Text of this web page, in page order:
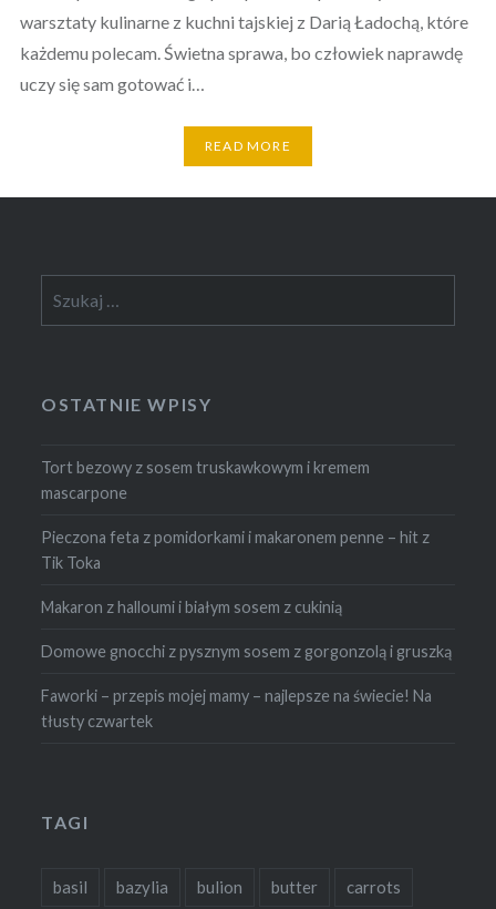
warsztaty kulinarne z kuchni tajskiej z Darią Ładochą, które
każdemu polecam. Świetna sprawa, bo człowiek naprawdę
uczy się sam gotować i…
READ MORE
OSTATNIE WPISY
Tort bezowy z sosem truskawkowym i kremem
mascarpone
Pieczona feta z pomidorkami i makaronem penne – hit z
Tik Toka
Makaron z halloumi i białym sosem z cukinią
Domowe gnocchi z pysznym sosem z gorgonzolą i gruszką
Faworki – przepis mojej mamy – najlepsze na świecie! Na
tłusty czwartek
TAGI
basil bazylia bulion butter carrots